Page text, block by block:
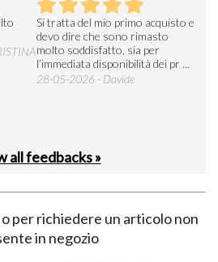
Si tratta del mio primo acquisto e
devo dire che sono rimasto
molto soddisfatto, sia per
l’immediata disponibilità dei pr ...
28-05-2026 - Davide
all feedbacks »
per richiedere un articolo non
in negozio